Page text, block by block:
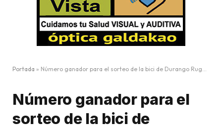
Portada » Número ganador para el sorteo de la bici de Durango Rugby Taldea
Número ganador para el
sorteo de la bici de